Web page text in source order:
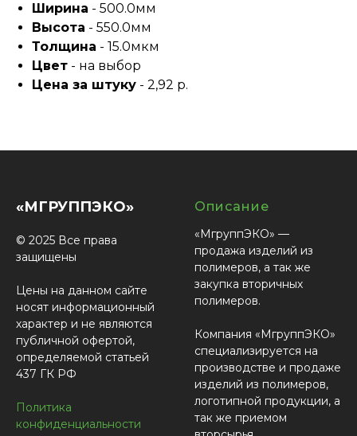
Ширина - 500.0мм
Высота - 550.0мм
Толщина - 15.0мкм
Цвет - на выбор
Цена за штуку - 2,92 р.
«МГРУППЭКО»
© 2025 Все права
защищены
Цены на данном сайте
носят информационный
характер и не являются
публичной офертой,
определяемой статьей
437 ГК РФ
Политика
конфиденциальности
Описание
«МгруппЭКО» —
продажа изделий из
полимеров, а так же
закупка вторичных
полимеров.
Компания «МгруппЭКО»
специализируется на
производстве и продаже
изделий из полимеров,
логотипной продукции, а
так же приемом